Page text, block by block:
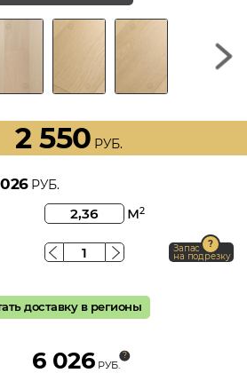
2 550 РУБ.
РУБ.
м2
Запас
на подрезку
доставку в регионы
6 026 РУБ.